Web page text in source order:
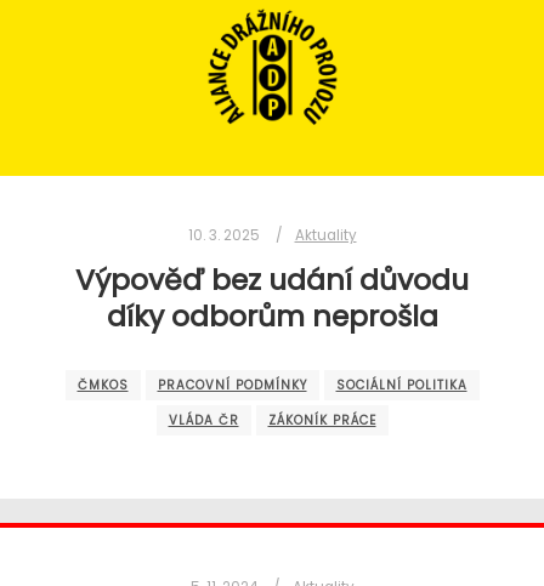
10. 3. 2025 Aktuality
Výpověď bez udání důvodu
díky odborům neprošla
ČMKOS PRACOVNÍ PODMÍNKY
SOCIÁLNÍ POLITIKA
VLÁDA ČR
ZÁKONÍK PRÁCE